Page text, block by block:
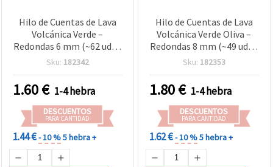
Hilo de Cuentas de Lava
Volcánica Verde –
Redondas 6 mm (~62 uds),
Ideal para Bisutería y
Natural y Creativo
Sku: 182342
1.60€ 1-4 hebra
DESCUENTOS
PARA CANTIDAD
1.44 €- 10 %5 hebra +
Hilo de Cuentas de Lava
Volcánica Verde Oliva –
Redondas 8 mm (~49 uds),
Ideal para Bisutería y
Naturales, Energéticos y
Creativos
Sku: 182353
1.80€ 1-4 hebra
DESCUENTOS
PARA CANTIDAD
1.62 €- 10 %5 hebra +